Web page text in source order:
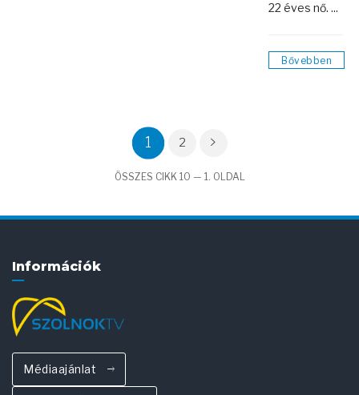
22 éves nő. ...
Bővebben
1 2
ÖSSZES CIKK 10 — 1. OLDAL
Információk
Médiaajánlat